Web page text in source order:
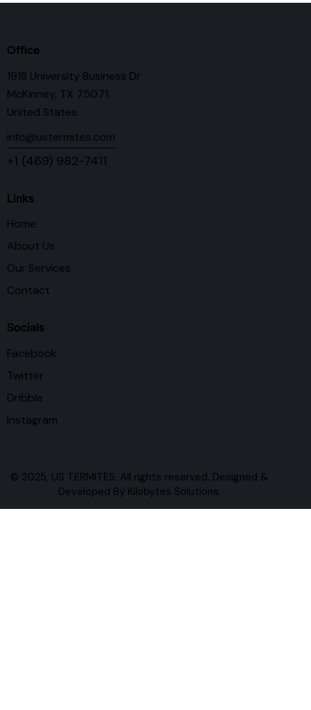
Office
1918 University Business Dr
McKinney, TX 75071
United States.
info@ustermites.com
+1 (469) 982-7411
Links
Home
About Us
Our Services
Contact
Socials
Facebook
Twitter
Dribble
Instagram
© 2025, US TERMITES. All rights reserved. Designed &
Developed By Kilobytes Solutions.